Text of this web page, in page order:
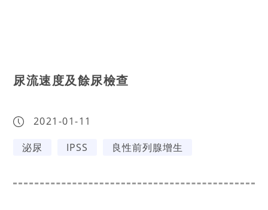
尿流速度及餘尿檢查
2021-01-11
泌尿
IPSS 良性前列腺增生